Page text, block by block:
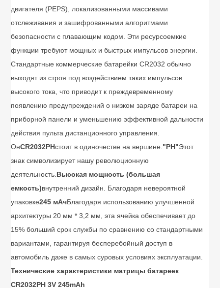
двигателя (PEPS), локализованными массивами
отслеживания и зашифрованными алгоритмами
безопасности с плавающим кодом. Эти ресурсоемкие
функции требуют мощных и быстрых импульсов энергии.
Стандартные коммерческие батарейки CR2032 обычно
выходят из строя под воздействием таких импульсов
высокого тока, что приводит к преждевременному
появлению предупреждений о низком заряде батареи на
приборной панели и уменьшению эффективной дальности
действия пульта дистанционного управления.
ОнCR2032PHстоит в одиночестве на вершине. "PH"Этот
знак символизирует нашу революционную
деятельность. Высокая мощность (большая
емкость)внутренний дизайн. Благодаря невероятной
упаковке245 мАчБлагодаря использованию улучшенной
архитектуры 20 мм * 3,2 мм, эта ячейка обеспечивает до
15% больший срок службы по сравнению со стандартными
вариантами, гарантируя бесперебойный доступ в
автомобиль даже в самых суровых условиях эксплуатации.
Технические характеристики матрицы батареек
CR2032PH 3V 245mAh